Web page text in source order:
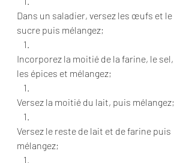
Dans un saladier, versez les œufs et le
sucre puis mélangez;
Incorporez la moitié de la farine, le sel,
les épices et mélangez;
Versez la moitié du lait, puis mélangez;
Versez le reste de lait et de farine puis
mélangez;